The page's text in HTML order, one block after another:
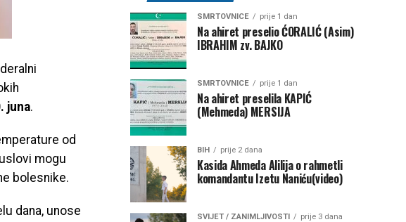
juna.
od
mogu
bolesnike.
dana, unose
SMRTOVNICE prije 1 dan
Na ahiret preselio ĆORALIĆ (Asim)
IBRAHIM zv. BAJKO
SMRTOVNICE prije 1 dan
Na ahiret preselila KAPIĆ
(Mehmeda) MERSIJA
BIH prije 2 dana
Kasida Ahmeda Alilija o rahmetli
komandantu Izetu Naniću(video)
SVIJET / ZANIMLJIVOSTI prije 3 dana